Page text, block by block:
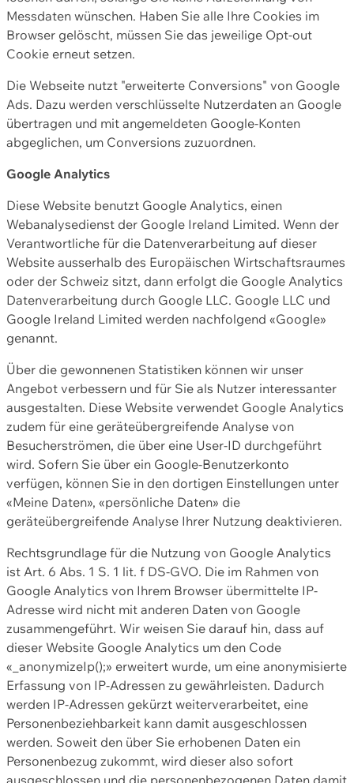
Messdaten wünschen. Haben Sie alle Ihre Cookies im
Browser gelöscht, müssen Sie das jeweilige Opt-out
Cookie erneut setzen.
Die Webseite nutzt "erweiterte Conversions" von Google
Ads. Dazu werden verschlüsselte Nutzerdaten an Google
übertragen und mit angemeldeten Google-Konten
abgeglichen, um Conversions zuzuordnen.
Google Analytics
Diese Website benutzt Google Analytics, einen
Webanalysedienst der Google Ireland Limited. Wenn der
Verantwortliche für die Datenverarbeitung auf dieser
Website ausserhalb des Europäischen Wirtschaftsraumes
oder der Schweiz sitzt, dann erfolgt die Google Analytics
Datenverarbeitung durch Google LLC. Google LLC und
Google Ireland Limited werden nachfolgend «Google»
genannt.
Über die gewonnenen Statistiken können wir unser
Angebot verbessern und für Sie als Nutzer interessanter
ausgestalten. Diese Website verwendet Google Analytics
zudem für eine geräteübergreifende Analyse von
Besucherströmen, die über eine User-ID durchgeführt
wird. Sofern Sie über ein Google-Benutzerkonto
verfügen, können Sie in den dortigen Einstellungen unter
«Meine Daten», «persönliche Daten» die
geräteübergreifende Analyse Ihrer Nutzung deaktivieren.
Rechtsgrundlage für die Nutzung von Google Analytics
ist Art. 6 Abs. 1 S. 1 lit. f DS-GVO. Die im Rahmen von
Google Analytics von Ihrem Browser übermittelte IP-
Adresse wird nicht mit anderen Daten von Google
zusammengeführt. Wir weisen Sie darauf hin, dass auf
dieser Website Google Analytics um den Code
«_anonymizeIp();» erweitert wurde, um eine anonymisierte
Erfassung von IP-Adressen zu gewährleisten. Dadurch
werden IP-Adressen gekürzt weiterverarbeitet, eine
Personenbeziehbarkeit kann damit ausgeschlossen
werden. Soweit den über Sie erhobenen Daten ein
Personenbezug zukommt, wird dieser also sofort